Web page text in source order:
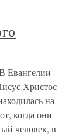
Евангелии
Христос
на
когда они
человек, в